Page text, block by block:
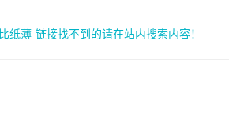
纸薄-链接找不到的请在站内搜索内容！